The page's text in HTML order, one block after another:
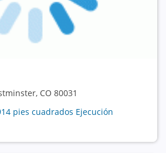
CO 80031
pies cuadrados Ejecución